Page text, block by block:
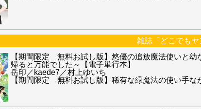
雑誌「どこでも
【期間限定 無料お試し版】悠優の追放魔法使いと
帰ると万能でした～【電子単行本】
岳印／kaede7／村上ゆいち
【期間限定 無料お試し版】稀有な緑魔法の使い手な